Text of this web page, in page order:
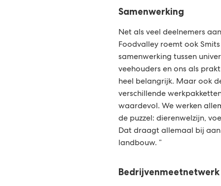
Samenwerking
Net als veel deelnemers
Foodvalley roemt ook
samenwerking tussen
veehouders en ons als
heel belangrijk. Maar ook
verschillende
waardevol. We werken
de puzzel: dierenwelzijn,
Dat draagt allemaal bij
landbouw. ”
Bedrijvenmeetnetwerk